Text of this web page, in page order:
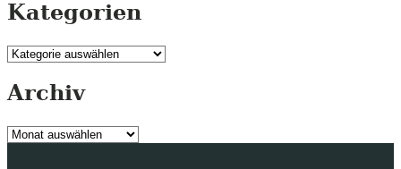
Kategorien
Kategorien
Archiv
Archiv